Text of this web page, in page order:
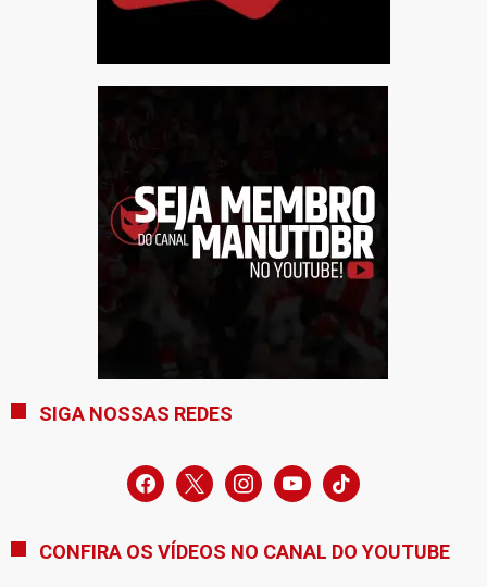
SIGA NOSSAS REDES
facebook
x instagramyoutubetiktok
CONFIRA OS VÍDEOS NO CANAL DO YOUTUBE